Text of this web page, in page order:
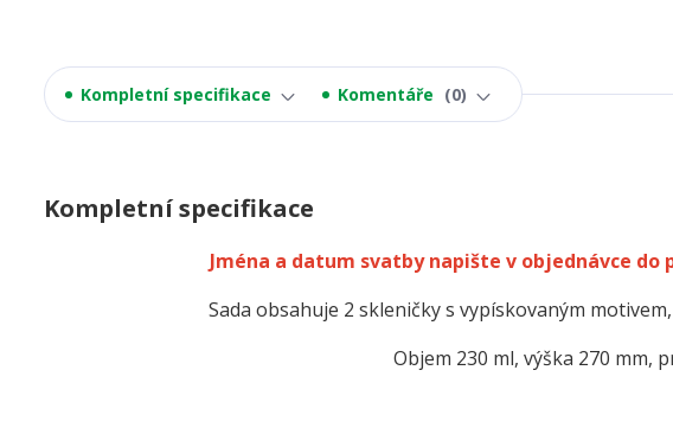
Kompletní specifikace Komentáře 0
Kompletní specifikace
Jména a datum svatby napište v objednávce do
Sada obsahuje 2 skleničky s vypískovaným
Objem 230 ml, výška 270 mm,